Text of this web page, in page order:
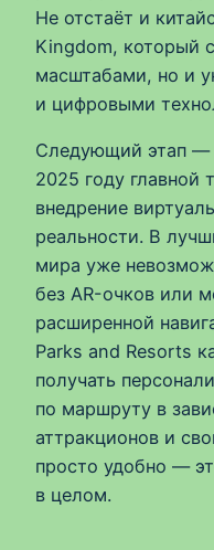
Не отстаёт и
Kingdom, который
масштабами, но и
и цифровыми
Следующий этап —
2025 году главной
внедрение
реальности. В
мира уже
без AR-очков или
расширенной
Parks and Resorts
получать
по маршруту в
аттракционов и
просто удобно —
в целом.